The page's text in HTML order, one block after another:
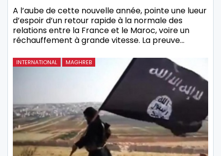
A l’aube de cette nouvelle année, pointe une lueur
d’espoir d’un retour rapide à la normale des
relations entre la France et le Maroc, voire un
réchauffement à grande vitesse. La preuve…
INTERNATIONAL MAGHREB